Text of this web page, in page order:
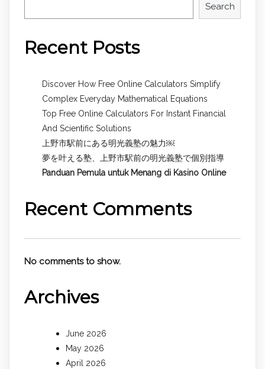
Search
Recent Posts
Discover How Free Online Calculators Simplify
Complex Everyday Mathematical Equations
Top Free Online Calculators For Instant Financial
And Scientific Solutions
上野市駅前にある明光義塾の魅力￼
夢を叶える塾、上野市駅前の明光義塾で個別指導
Panduan Pemula untuk Menang di Kasino Online
Recent Comments
No comments to show.
Archives
June 2026
May 2026
April 2026